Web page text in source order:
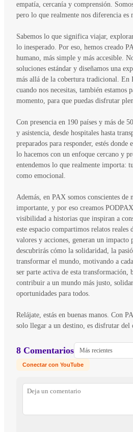
empatía, cercanía y comprensión.
pero lo que realmente nos diferencia es
Sabemos lo que significa viajar,
lo inesperado. Por eso, hemos creado
humano, más simple y más accesible.
soluciones estándar y diseñamos una
más allá de la cobertura tradicional. En
cuando nos necesitas, también estamos
momento, para que puedas disfrutar
Con presencia en 190 países y más de
y asistencia, desde hospitales hasta
preparados para responder, estés donde
lo hacemos con un enfoque cercano y
entendemos lo que realmente importa:
como emocional.
Además, en PAX somos conscientes de
importante, y por eso creamos
visibilidad a historias que inspiran a
este espacio compartimos relatos reales
valores y acciones, generan un impacto
descubrirás cómo la solidaridad, la
transformar el mundo, motivando a
ser parte activa de esta transformación,
contribuir a un mundo más justo,
oportunidades para todos.
Relájate, estás en buenas manos. Con
solo llegar a un destino, es disfrutar del
8 Comentarios Más recientes
Conectar con YouTube